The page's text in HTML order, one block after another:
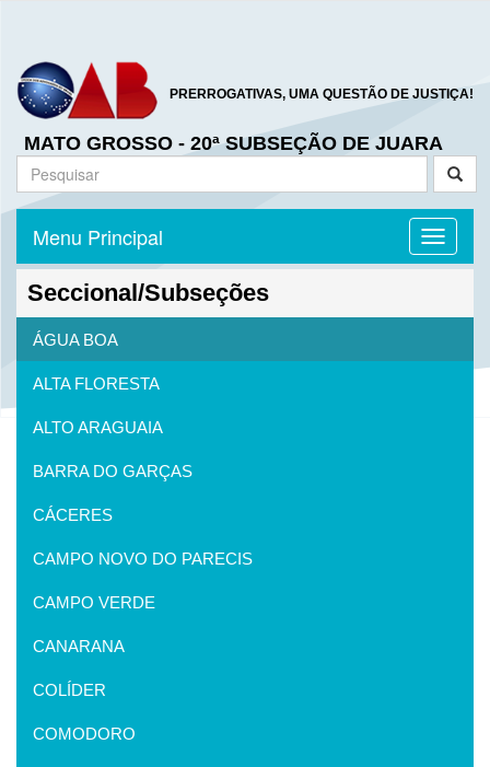
PRERROGATIVAS, UMA QUESTÃO DE JUSTIÇA!
MATO GROSSO - 20ª SUBSEÇÃO DE JUARA
Toggle
Menu Principal
Seccional/Subseções
ÁGUA BOA
ALTA FLORESTA
ALTO ARAGUAIA
BARRA DO GARÇAS
CÁCERES
CAMPO NOVO DO PARECIS
CAMPO VERDE
CANARANA
COLÍDER
COMODORO